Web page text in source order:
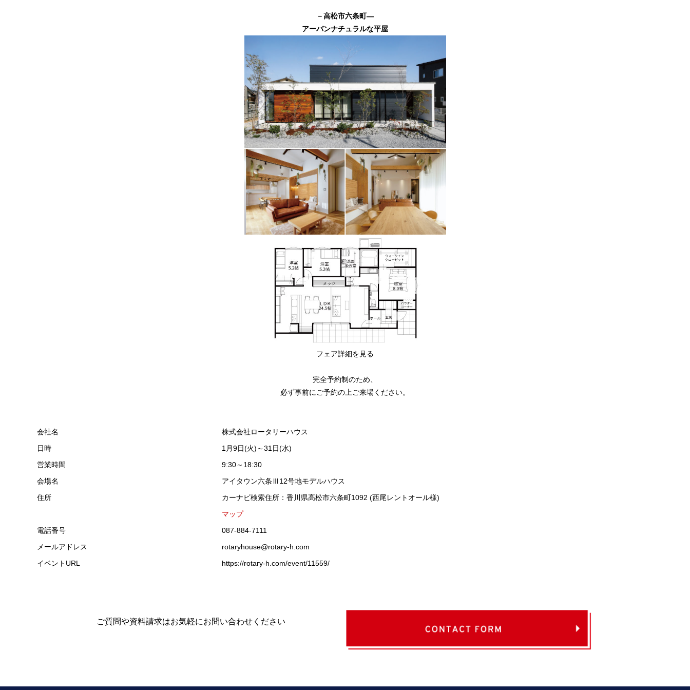
－高松市六条町―
アーバンナチュラルな平屋
フェア詳細を見る
完全予約制のため、
必ず事前にご予約の上ご来場ください。
会社名
株式会社ロータリーハウス
日時
1月9日(火)～31日(水)
営業時間
9:30～18:30
会場名
アイタウン六条Ⅲ12号地モデルハウス
住所
カーナビ検索住所：香川県高松市六条町1092 (西尾レントオール様)
マップ
電話番号
087-884-7111
メールアドレス
rotaryhouse@rotary-h.com
イベントURL
https://rotary-h.com/event/11559/
ご質問や資料請求はお気軽にお問い合わせください